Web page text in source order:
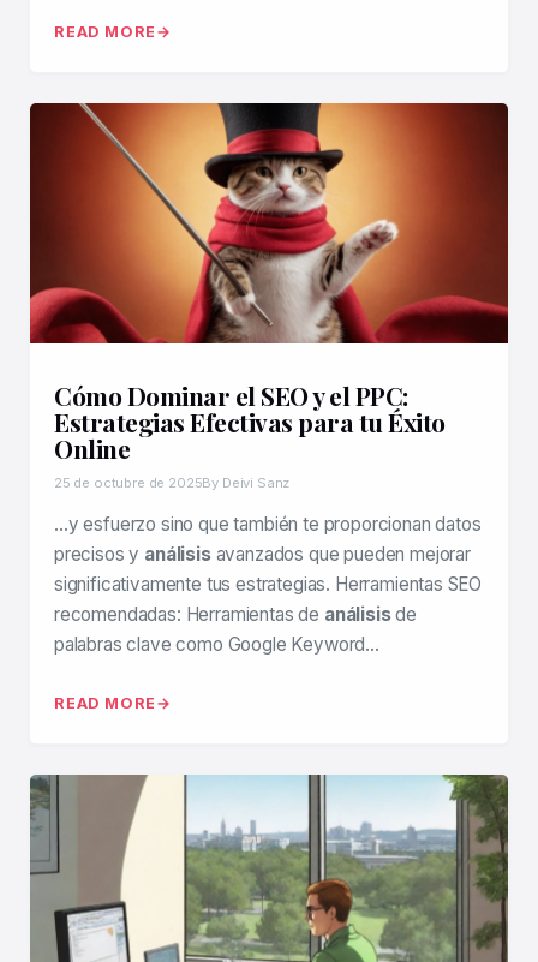
READ MORE
Cómo Dominar el SEO y el PPC:
Estrategias Efectivas para tu Éxito
Online
25 de octubre de 2025By Deivi Sanz
…y esfuerzo sino que también te proporcionan datos
precisos y análisisavanzados que pueden mejorar
significativamente tus estrategias. Herramientas SEO
recomendadas: Herramientas de análisisde
palabras clave como Google Keyword…
READ MORE